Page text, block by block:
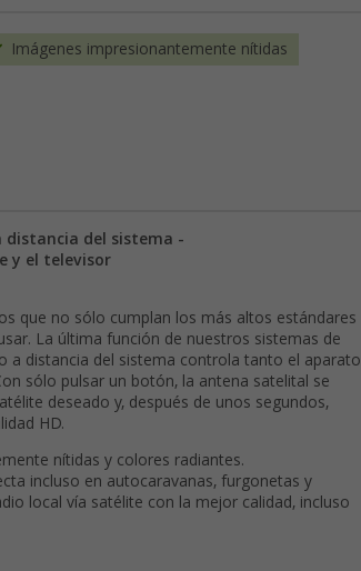
Imágenes impresionantemente nítidas
distancia del sistema -
y el televisor
que no sólo cumplan los más altos estándares
La última función de nuestros sistemas de
a distancia del sistema controla tanto el aparato
sólo pulsar un botón, la antena satelital se
deseado y, después de unos segundos,
HD.
nítidas y colores radiantes.
incluso en autocaravanas, furgonetas y
local vía satélite con la mejor calidad, incluso